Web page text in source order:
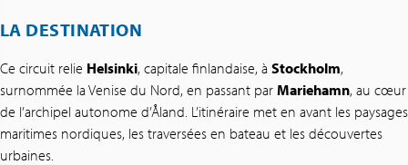
LA DESTINATION
Ce circuit relie Helsinki, capitale finlandaise, à Stockholm,
surnommée la Venise du Nord, en passant par Mariehamn, au cœur
de l’archipel autonome d’Åland. L’itinéraire met en avant les paysages
maritimes nordiques, les traversées en bateau et les découvertes
urbaines.